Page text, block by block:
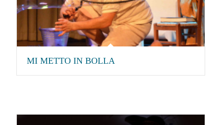
MI METTO IN BOLLA